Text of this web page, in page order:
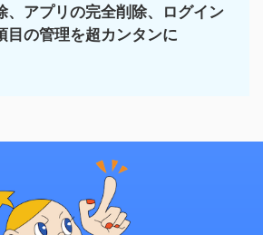
、アプリの完全削除、ログイン
目の管理を超カンタンに